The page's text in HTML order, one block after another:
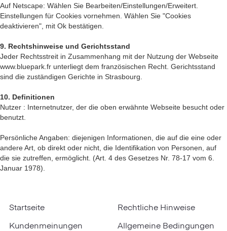
Auf Netscape: Wählen Sie Bearbeiten/Einstellungen/Erweitert.
Einstellungen für Cookies vornehmen. Wählen Sie "Cookies
deaktivieren", mit Ok bestätigen.
9. Rechtshinweise und Gerichtsstand
Jeder Rechtsstreit in Zusammenhang mit der Nutzung der Webseite
www.bluepark.fr unterliegt dem französischen Recht. Gerichtsstand
sind die zuständigen Gerichte in Strasbourg.
10. Definitionen
Nutzer : Internetnutzer, der die oben erwähnte Webseite besucht oder
benutzt.
Persönliche Angaben: diejenigen Informationen, die auf die eine oder
andere Art, ob direkt oder nicht, die Identifikation von Personen, auf
die sie zutreffen, ermöglicht. (Art. 4 des Gesetzes Nr. 78-17 vom 6.
Januar 1978).
Startseite
Kundenmeinungen
Rechtliche Hinweise
Allgemeine Bedingungen